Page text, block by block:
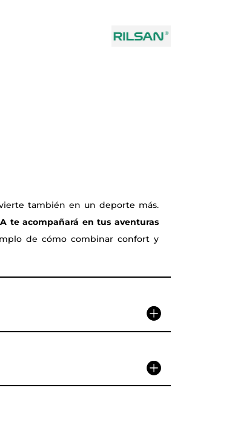
también en un deporte más.
te acompañará en tus aventuras
de cómo combinar confort y